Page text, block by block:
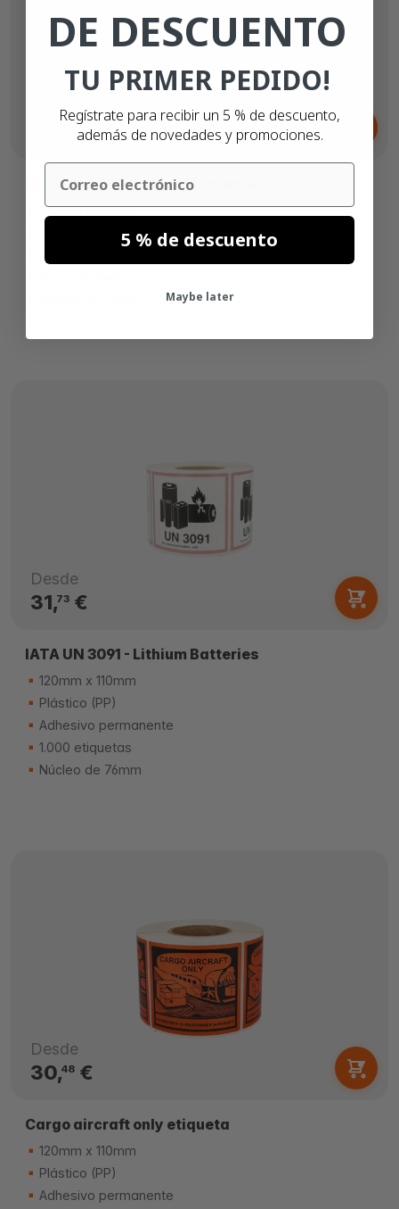
Desde
€
IATA UN 3481 - Lithium Batteries
120mm x 110mm
Desde
31,73€
IATA UN 3091 - Lithium Batteries
120mm x 110mm
Plástico (PP)
Adhesivo permanente
1.000 etiquetas
Núcleo de 76mm
Desde
30,48€
Cargo aircraft only etiqueta
120mm x 110mm
Plástico (PP)
Adhesivo permanente
DE DESCUENTO
TU PRIMER PEDIDO!
Regístrate para recibir un 5 % de descuento,
además de novedades y promociones.
Email
5 % de descuento
Maybe later